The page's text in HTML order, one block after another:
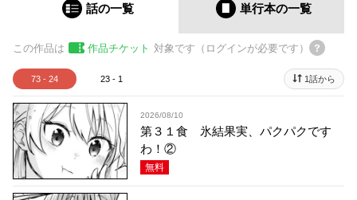
話の一覧 単行本の一覧
この作品は 作品チケット 対象です（ログインが必要です）
73 - 24 23 - 1 1話から
2026/08/10
第３１食 氷結果実、パクパクです
わ！②
無料